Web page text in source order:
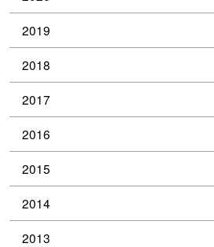
2019
2018
2017
2016
2015
2014
2013